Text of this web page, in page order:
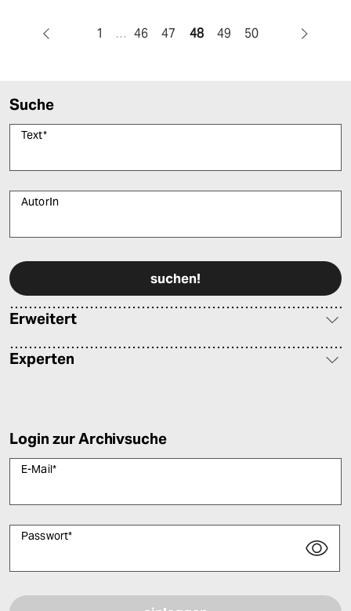
1 … 46 47 48 49 50
Suche
Text*
AutorIn
Erweitert
Experten
Login zur Archivsuche
E-Mail*
Passwort*